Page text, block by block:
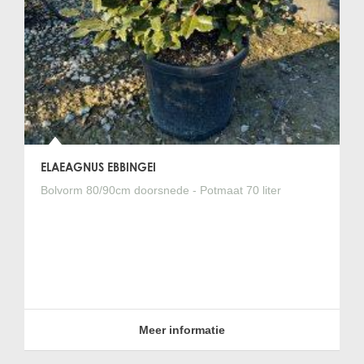
ELAEAGNUS EBBINGEI
Bolvorm 80/90cm doorsnede - Potmaat 70 liter
Meer informatie